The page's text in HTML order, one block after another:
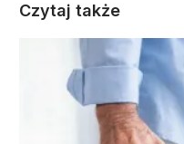
Czytaj także